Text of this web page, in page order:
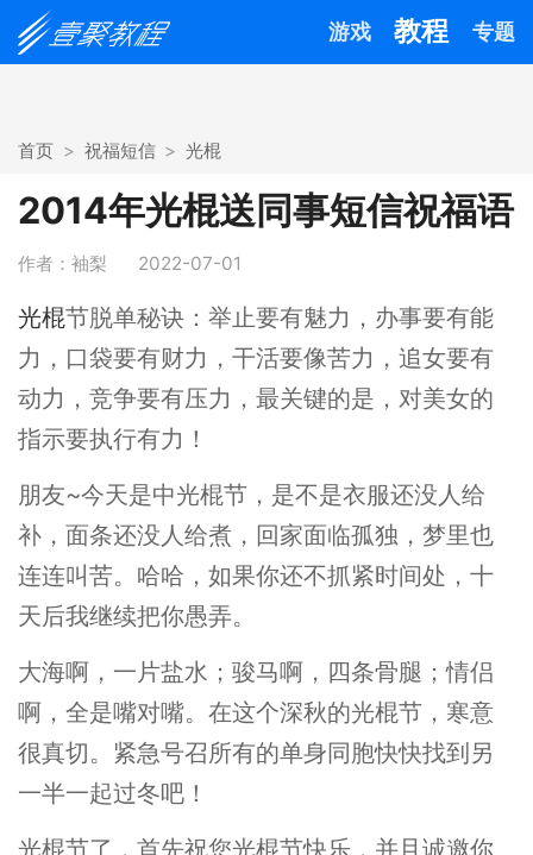
游戏 教程 专题
首页 祝福短信 光棍
2014年光棍送同事短信祝福语
作者：袖梨 2022-07-01
光棍节脱单秘诀：举止要有魅力，办事要有能
力，口袋要有财力，干活要像苦力，追女要有
动力，竞争要有压力，最关键的是，对美女的
指示要执行有力！
朋友~今天是中光棍节，是不是衣服还没人给
补，面条还没人给煮，回家面临孤独，梦里也
连连叫苦。哈哈，如果你还不抓紧时间处，十
天后我继续把你愚弄。
大海啊，一片盐水；骏马啊，四条骨腿；情侣
啊，全是嘴对嘴。在这个深秋的光棍节，寒意
很真切。紧急号召所有的单身同胞快快找到另
一半一起过冬吧！
光棍节了，首先祝您光棍节快乐，并且诚邀你